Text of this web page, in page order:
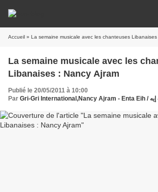
Accueil » La semaine musicale avec les chanteuses Libanaises
La semaine musicale avec les
Libanaises : Nancy Ajram
Publié le 20/05/2011 à 10:00
Par